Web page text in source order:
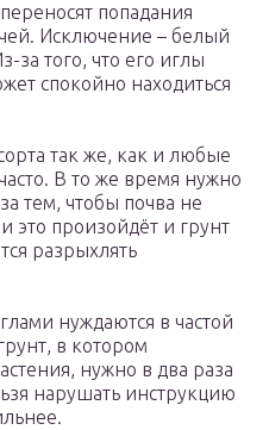
попадания
Исключение – белый
за того, что его иглы
спокойно находиться
так же, как и любые
В то же время нужно
тем, чтобы почва не
это произойдёт и грунт
разрыхлять
нуждаются в частой
в котором
нужно в два раза
нарушать инструкцию